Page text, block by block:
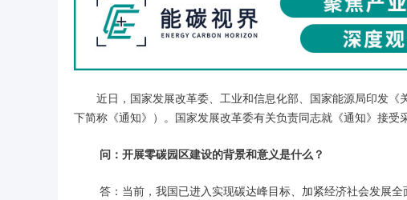
近日，国家发展改革委、工业和信息化部、国家能源局印发
下简称《通知》）。国家发展改革委有关负责同志就《通知》接受
问：开展零碳园区建设的背景和意义是什么？
答：当前，我国已进入实现碳达峰目标、加紧经济社会发展